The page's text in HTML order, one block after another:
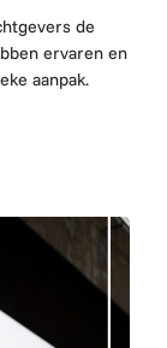
de
ervaren en
aanpak.